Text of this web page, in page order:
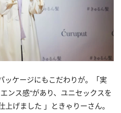
ッケージにもこだわりが。「実
ンス感”があり、ユニセックスを
げました 」ときゃりーさん。